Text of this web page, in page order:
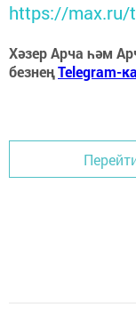
https://max.ru/
Хәзер Арча һәм
безнеңTelegram-